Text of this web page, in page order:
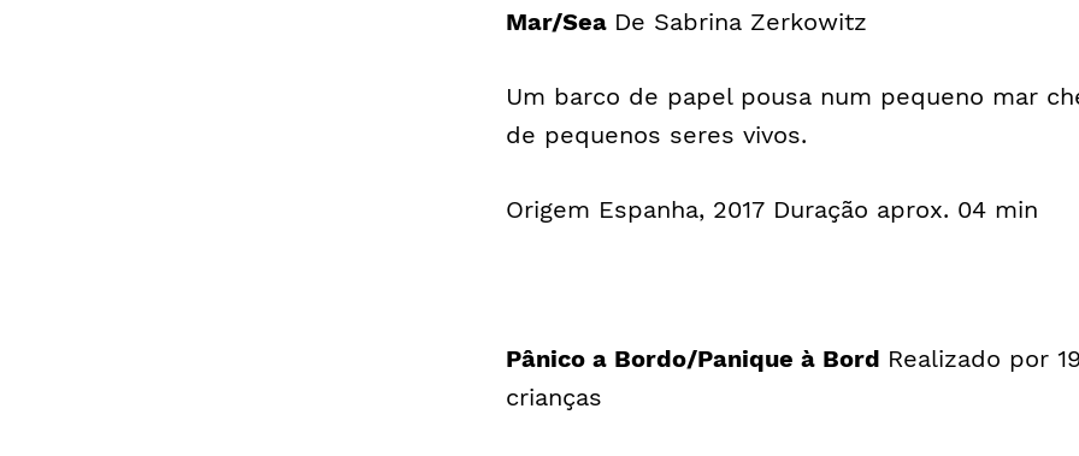
Mar/Sea De Sabrina Zerkowitz
Um barco de papel pousa num pequeno mar
de pequenos seres vivos.
Origem Espanha, 2017 Duração aprox. 04 min
Pânico a Bordo/Panique à Bord Realizado por 19
crianças